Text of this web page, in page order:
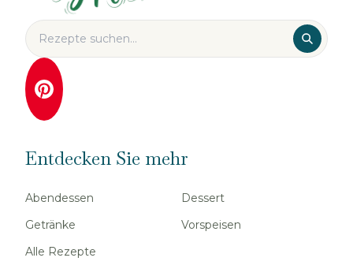
Entdecken Sie mehr
Abendessen
Dessert
Getränke
Vorspeisen
Alle Rezepte